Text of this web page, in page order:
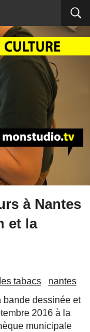
à Nantes
et la
tabacs
nantes
bande dessinée et
2016 à la
municipale